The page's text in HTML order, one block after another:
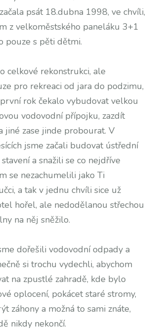
psát 18.dubna 1998, ve chvíli,
z velkoměstského paneláku 3+1
pouze s pěti dětmi.
celkové rekonstrukci, ale
pro rekreaci od jara do podzimu,
rok čekalo vybudovat velkou
vodovodní přípojku, zazdít
jiné zase jinde probourat. V
jsme začali budovat ústřední
a snažili se co nejdříve
se nezachumelili jako Ti
a tak v jednu chvíli sice už
hořel, ale nedodělanou střechou
na něj sněžilo.
dořešili vodovodní odpady a
si trochu vydechli, abychom
na zpustlé zahradě, kde bylo
oplocení, pokácet staré stromy,
záhony a možná to sami znáte,
nikdy nekončí.